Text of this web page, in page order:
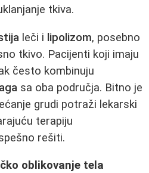
tkiva.
leči i lipolizom, posebno
tkivo. Pacijenti koji imaju
često kombinuju
sa oba područja. Bitno je
grudi potraži lekarski
terapiju
rešiti.
oblikovanje tela